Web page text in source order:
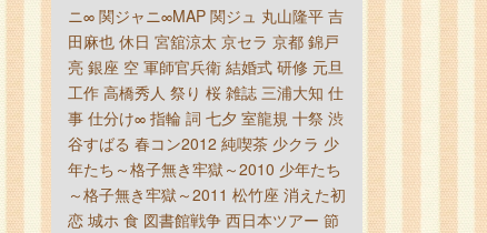
ニ∞ 関ジャニ∞MAP 関ジュ 丸山隆平 吉
田麻也 休日 宮舘涼太 京セラ 京都 錦戸
亮 銀座 空 軍師官兵衛 結婚式 研修 元旦
工作 高橋秀人 祭り 桜 雑誌 三浦大知 仕
事 仕分け∞ 指輪 詞 七夕 室龍規 十祭 渋
谷すばる 春コン2012 純喫茶 少クラ 少
年たち～格子無き牢獄～2010 少年たち
～格子無き牢獄～2011 松竹座 消えた初
恋 城ホ 食 図書館戦争 西日本ツアー 節